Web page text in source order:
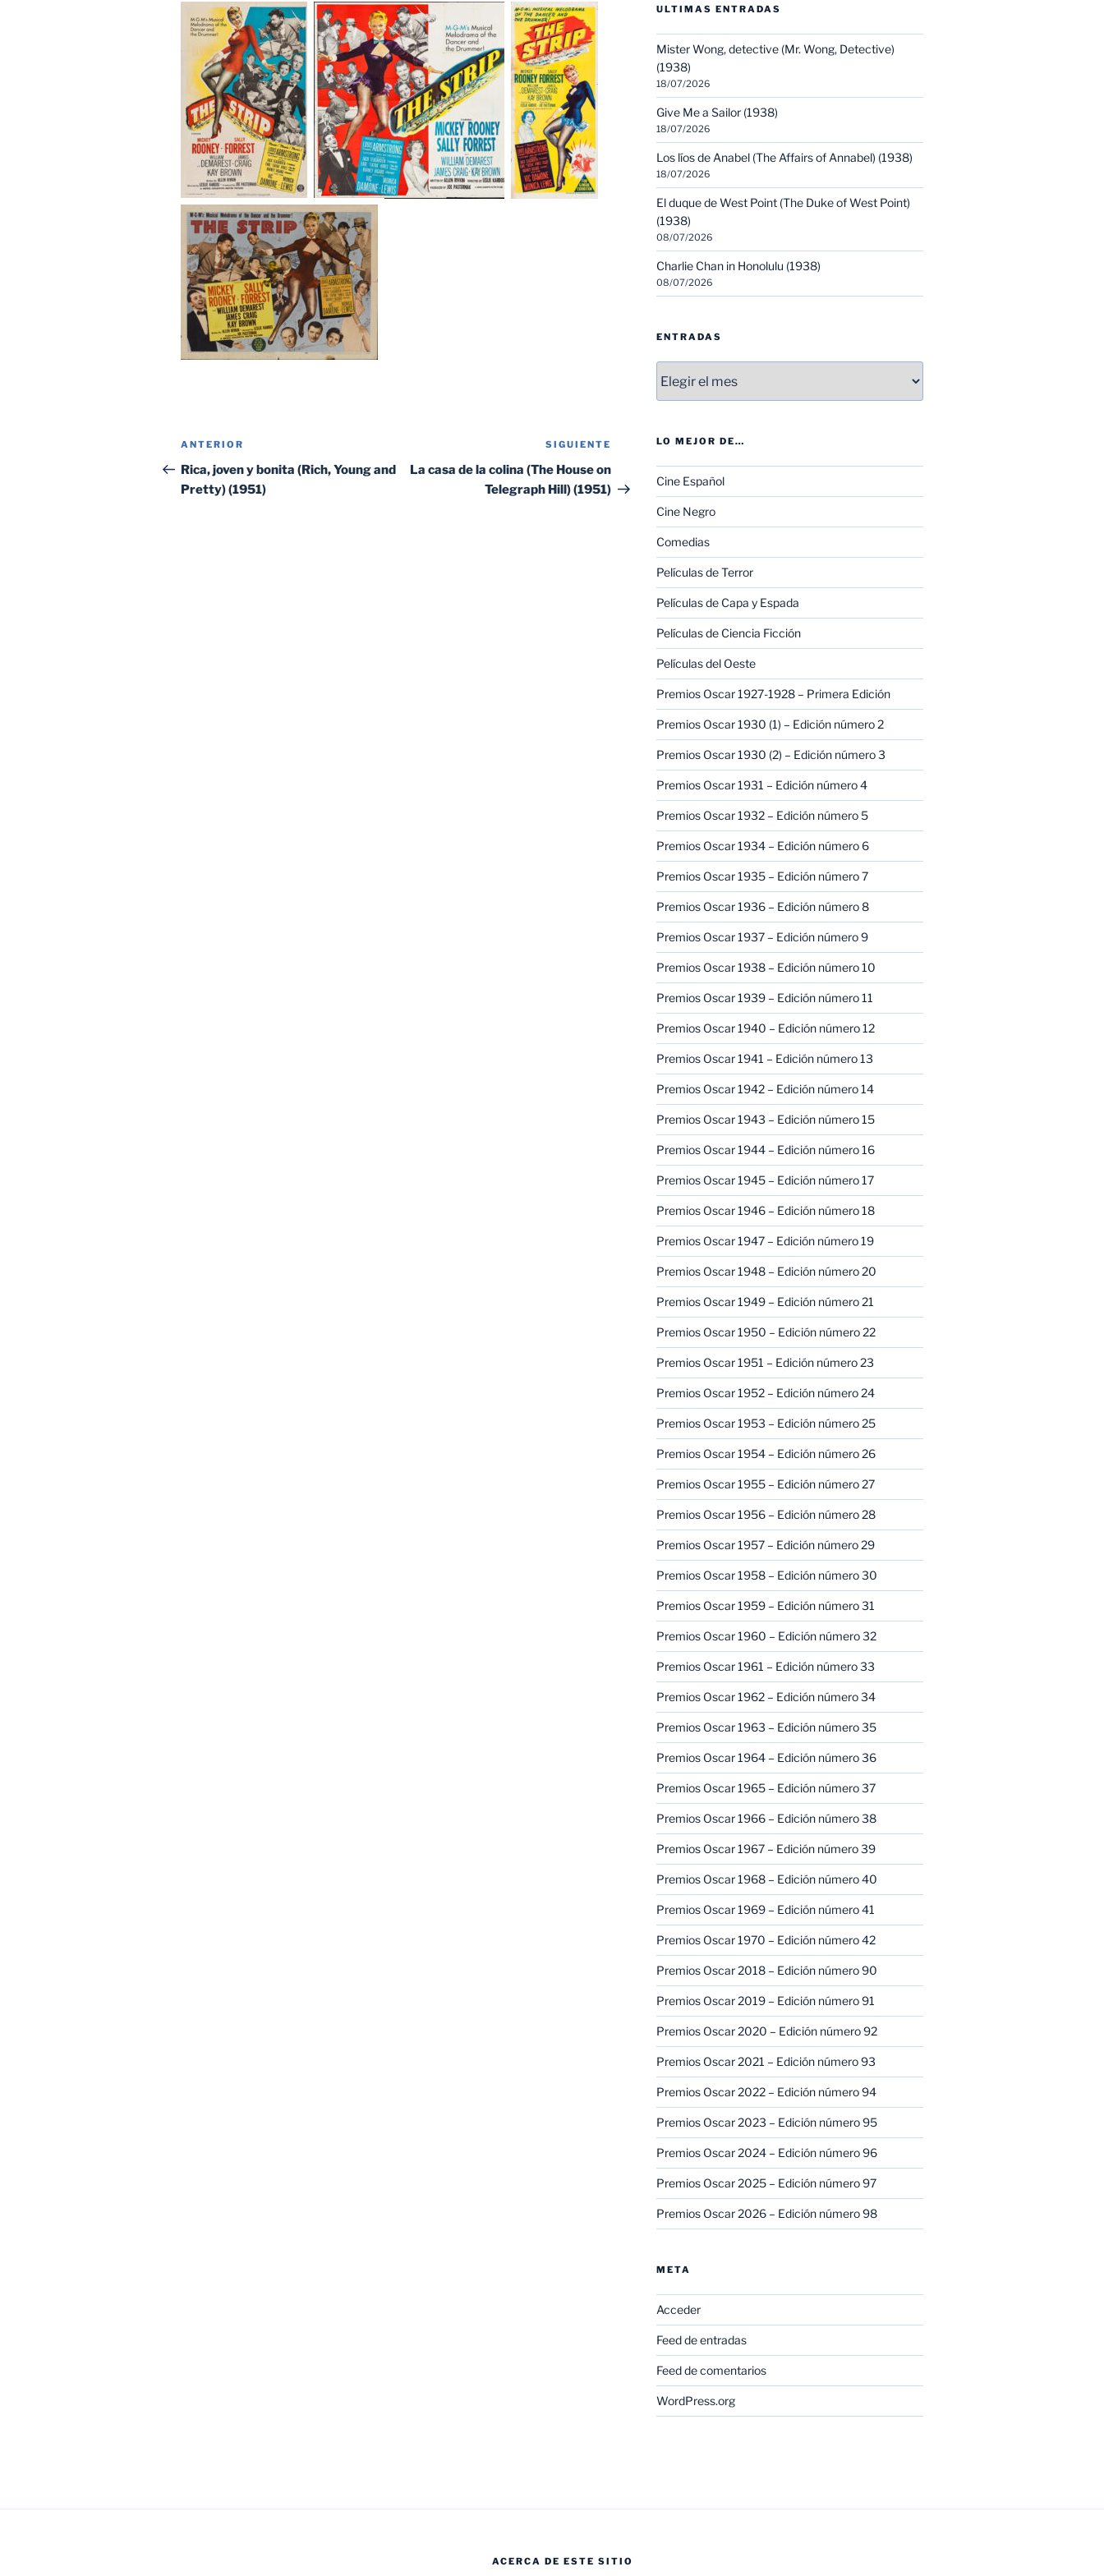
Navegación
de
entradas
Entrada
anterior:
ANTERIOR
Rica, joven y bonita (Rich, Young and
Pretty) (1951)
Siguiente
entrada
SIGUIENTE
La casa de la colina (The House on
Telegraph Hill) (1951)
ULTIMAS ENTRADAS
Mister Wong, detective (Mr. Wong, Detective)
(1938)
18/07/2026
Give Me a Sailor (1938)
18/07/2026
Los líos de Anabel (The Affairs of Annabel) (1938)
18/07/2026
El duque de West Point (The Duke of West Point)
(1938)
08/07/2026
Charlie Chan in Honolulu (1938)
08/07/2026
ENTRADAS
LO MEJOR DE…
Cine Español
Cine Negro
Comedias
Películas de Terror
Películas de Capa y Espada
Películas de Ciencia Ficción
Películas del Oeste
Premios Oscar 1927-1928 – Primera Edición
Premios Oscar 1930 (1) – Edición número 2
Premios Oscar 1930 (2) – Edición número 3
Premios Oscar 1931 – Edición número 4
Premios Oscar 1932 – Edición número 5
Premios Oscar 1934 – Edición número 6
Premios Oscar 1935 – Edición número 7
Premios Oscar 1936 – Edición número 8
Premios Oscar 1937 – Edición número 9
Premios Oscar 1938 – Edición número 10
Premios Oscar 1939 – Edición número 11
Premios Oscar 1940 – Edición número 12
Premios Oscar 1941 – Edición número 13
Premios Oscar 1942 – Edición número 14
Premios Oscar 1943 – Edición número 15
Premios Oscar 1944 – Edición número 16
Premios Oscar 1945 – Edición número 17
Premios Oscar 1946 – Edición número 18
Premios Oscar 1947 – Edición número 19
Premios Oscar 1948 – Edición número 20
Premios Oscar 1949 – Edición número 21
Premios Oscar 1950 – Edición número 22
Premios Oscar 1951 – Edición número 23
Premios Oscar 1952 – Edición número 24
Premios Oscar 1953 – Edición número 25
Premios Oscar 1954 – Edición número 26
Premios Oscar 1955 – Edición número 27
Premios Oscar 1956 – Edición número 28
Premios Oscar 1957 – Edición número 29
Premios Oscar 1958 – Edición número 30
Premios Oscar 1959 – Edición número 31
Premios Oscar 1960 – Edición número 32
Premios Oscar 1961 – Edición número 33
Premios Oscar 1962 – Edición número 34
Premios Oscar 1963 – Edición número 35
Premios Oscar 1964 – Edición número 36
Premios Oscar 1965 – Edición número 37
Premios Oscar 1966 – Edición número 38
Premios Oscar 1967 – Edición número 39
Premios Oscar 1968 – Edición número 40
Premios Oscar 1969 – Edición número 41
Premios Oscar 1970 – Edición número 42
Premios Oscar 2018 – Edición número 90
Premios Oscar 2019 – Edición número 91
Premios Oscar 2020 – Edición número 92
Premios Oscar 2021 – Edición número 93
Premios Oscar 2022 – Edición número 94
Premios Oscar 2023 – Edición número 95
Premios Oscar 2024 – Edición número 96
Premios Oscar 2025 – Edición número 97
Premios Oscar 2026 – Edición número 98
META
Acceder
Feed de entradas
Feed de comentarios
WordPress.org
ACERCA DE ESTE SITIO